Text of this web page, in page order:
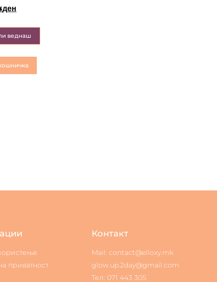
ден
веднаш
приватност
Контакт
Mail: contact@elloxy.mk
glow.up.2day@gmail.com
Тел: 071 443 305